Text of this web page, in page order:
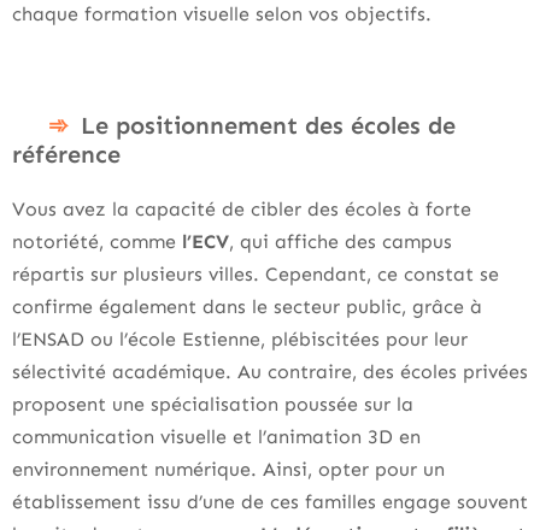
chaque formation visuelle selon vos objectifs.
Le positionnement des écoles de
référence
Vous avez la capacité de cibler des écoles à forte
notoriété, comme l’ECV, qui affiche des campus
répartis sur plusieurs villes. Cependant, ce constat se
confirme également dans le secteur public, grâce à
l’ENSAD ou l’école Estienne, plébiscitées pour leur
sélectivité académique. Au contraire, des écoles privées
proposent une spécialisation poussée sur la
communication visuelle et l’animation 3D en
environnement numérique. Ainsi, opter pour un
établissement issu d’une de ces familles engage souvent